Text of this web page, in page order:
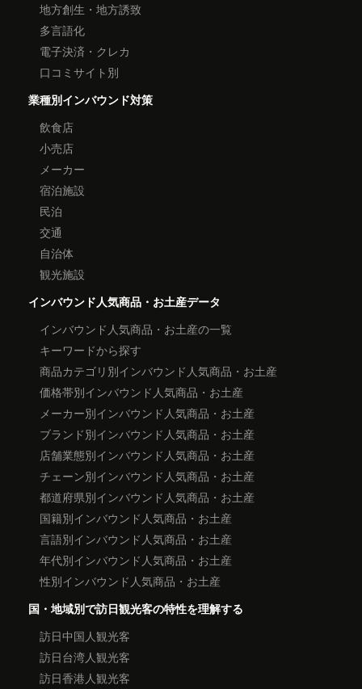
地方創生・地方誘致
多言語化
電子決済・クレカ
口コミサイト別
業種別インバウンド対策
飲食店
小売店
メーカー
宿泊施設
民泊
交通
自治体
観光施設
インバウンド人気商品・お土産データ
インバウンド人気商品・お土産の一覧
キーワードから探す
商品カテゴリ別インバウンド人気商品・お土産
価格帯別インバウンド人気商品・お土産
メーカー別インバウンド人気商品・お土産
ブランド別インバウンド人気商品・お土産
店舗業態別インバウンド人気商品・お土産
チェーン別インバウンド人気商品・お土産
都道府県別インバウンド人気商品・お土産
国籍別インバウンド人気商品・お土産
言語別インバウンド人気商品・お土産
年代別インバウンド人気商品・お土産
性別インバウンド人気商品・お土産
国・地域別で訪日観光客の特性を理解する
訪日中国人観光客
訪日台湾人観光客
訪日香港人観光客